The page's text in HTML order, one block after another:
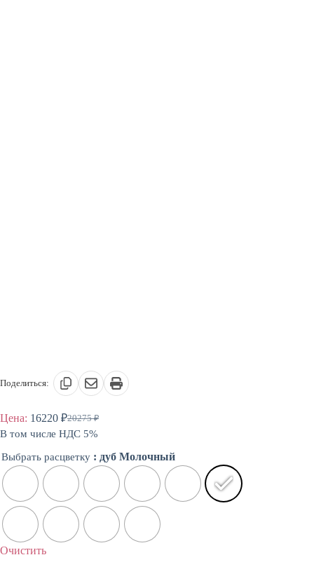
Поделиться:
Цена: 20275₽
Первоначальная
цена
20275 ₽.
16220 ₽Текущая
цена:
В том числе НДС 5%
Выбрать расцветку : дуб Молочный
Очистить